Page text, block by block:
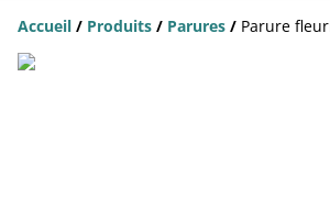
Accueil / Produits / Parures / Parure